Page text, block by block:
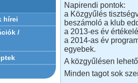
hírei
/
Napirendi pontok:
a Közgyűlés
beszámoló a klub
a 2013-es év
a 2014-as év
egyebek.
A közgyűlésen
Minden tagot sok